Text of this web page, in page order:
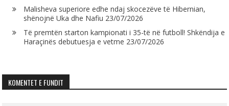
Malisheva superiore edhe ndaj skocezëve të Hibernian,
shënojnë Uka dhe Nafiu 23/07/2026
Të premtën starton kampionati i 35-të në futboll! Shkëndija e
Haraçinës debutuesja e vetme 23/07/2026
KOMENTET E FUNDIT